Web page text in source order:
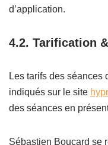
d’application.
4.2. Tarification
Les tarifs des séances
indiqués sur le site
des séances en
Sébastien Boucard se